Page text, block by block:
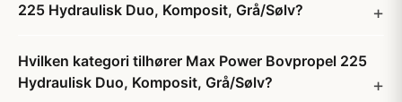
225 Hydraulisk Duo, Komposit, Grå/Sølv?
Hvilken kategori tilhører Max Power Bovpropel 225
Hydraulisk Duo, Komposit, Grå/Sølv?